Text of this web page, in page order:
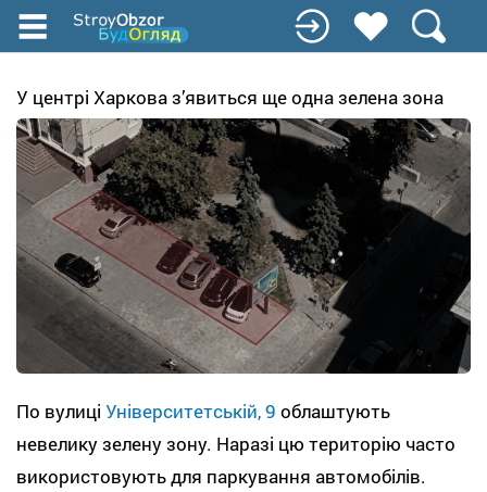
Перейти
до
вмісту
У центрі Харкова з’явиться ще одна зелена зона
По вулиці Університетській, 9 облаштують
невелику зелену зону. Наразі цю територію часто
використовують для паркування автомобілів.